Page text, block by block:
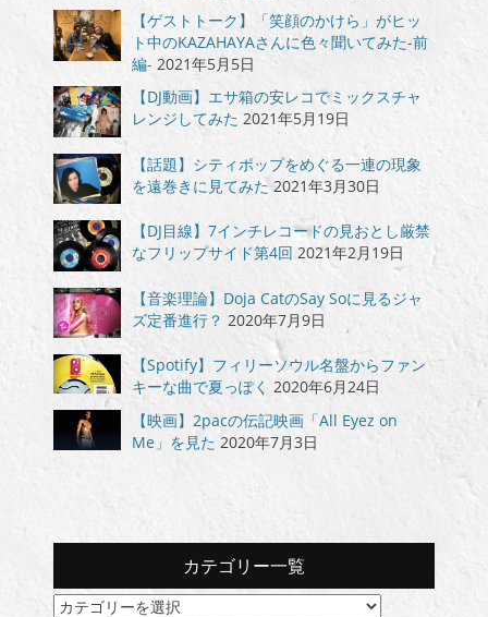
【ゲストトーク】「笑顔のかけら」がヒッ
ト中のKAZAHAYAさんに色々聞いてみた-前
編- 2021年5月5日
【DJ動画】エサ箱の安レコでミックスチャ
レンジしてみた 2021年5月19日
【話題】シティポップをめぐる一連の現象
を遠巻きに見てみた 2021年3月30日
【DJ目線】7インチレコードの見おとし厳禁
なフリップサイド第4回 2021年2月19日
【音楽理論】Doja CatのSay Soに見るジャ
ズ定番進行？ 2020年7月9日
【Spotify】フィリーソウル名盤からファン
キーな曲で夏っぽく 2020年6月24日
【映画】2pacの伝記映画「All Eyez on
Me」を見た 2020年7月3日
カテゴリー一覧
カ